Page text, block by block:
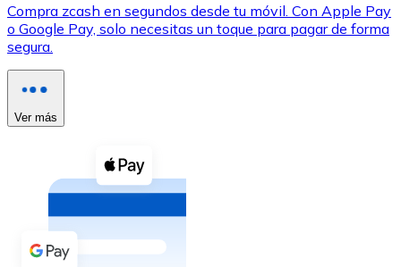
XRP
Efectivo
Comprar con efectivo
Transferencia SEPA
Añade fondos a tu cuenta Bitnovo o realiza compras
Compra zcash en segundos desde tu móvil. Con Apple Pay
o Google Pay, solo necesitas un toque para pagar de forma
segura.
Ver más